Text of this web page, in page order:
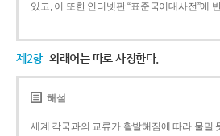
있고, 이 또한 인터넷판 “표준국어대사전”에
제2항 외래어는 따로 사정한다.
해설
세계 각국과의 교류가 활발해짐에 따라 물밀